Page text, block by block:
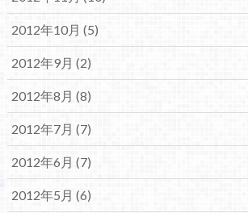
2012年10月 (5)
2012年9月 (2)
2012年8月 (8)
2012年7月 (7)
2012年6月 (7)
2012年5月 (6)